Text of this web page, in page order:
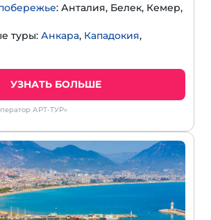
: Анталия, Белек, Кемер,
туры: Анкара, Кападокия,
УЗНАТЬ БОЛЬШЕ
АРТ-ТУР»